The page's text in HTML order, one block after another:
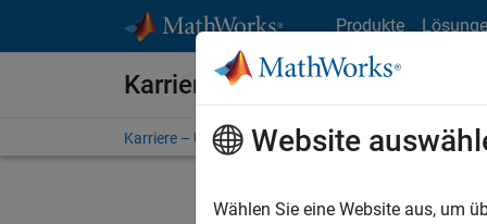
Produkte
Karriere bei MathWorks
Karriere – Übersicht Stellensuche
Website
Wählen Sie eine Website aus, um